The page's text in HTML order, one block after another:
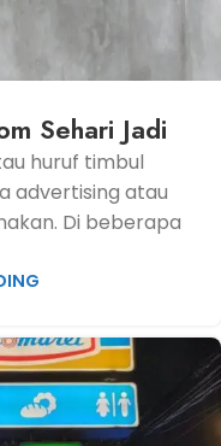
Sehari Jadi
huruf timbul
advertising atau
Di beberapa